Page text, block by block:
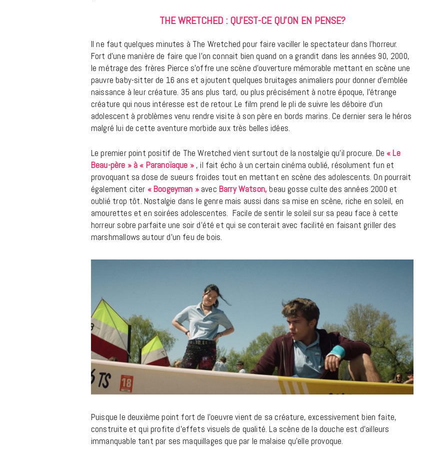
THE WRETCHED : QU’EST-CE QU’ON EN PENSE?
Il ne faut quelques minutes à The Wretched pour faire vaciller le spectateur dans l’horreur.
Fort d’une manière de faire que l’on connait bien quand on a grandit dans les années 90, 2000,
le métrage des frères Pierce s’offre une scène d’ouverture mémorable mettant en scène une
pauvre baby-sitter de 16 ans et ajoutent quelques bruitages animaliers pour donner d’emblée
naissance à leur créature. 35 ans plus tard, ou plus précisément à notre époque, l’étrange
créature qui nous intéresse est de retour. Le film prend le pli de suivre les déboire d’un
adolescent à problèmes venu rendre visite à son père en bords marins. Ce dernier sera le héros
malgré lui de cette aventure morbide aux très belles idées.
Le premier point positif de The Wretched vient surtout de la nostalgie qu’il procure. De« Le
Beau-père » à « Paranoïaque », il fait écho à un certain cinéma oublié, résolument fun et
provoquant sa dose de sueurs froides tout en mettant en scène des adolescents. On pourrait
également citer « Boogeyman »avec Barry Watson, beau gosse culte des années 2000 et
oublié trop tôt. Nostalgie dans le genre mais aussi dans sa mise en scène, riche en soleil, en
amourettes et en soirées adolescentes. Facile de sentir le soleil sur sa peau face à cette
horreur sobre parfaite une soir d’été et qui se conterait avec facilité en faisant griller des
marshmallows autour d’un feu de bois.
Puisque le deuxième point fort de l’oeuvre vient de sa créature, excessivement bien faite,
construite et qui profite d’effets visuels de qualité. La scène de la douche est d’ailleurs
immanquable tant par ses maquillages que par le malaise qu’elle provoque.
MUSIQUE
Cage The Elephant, l’ivoire du rock
dévoile « Beaches In Tennessee »
18 JUILLET 2026
CINÉMA ET SÉRIES
Disclosure Day : le retour en grâce
9 JUIN 2026